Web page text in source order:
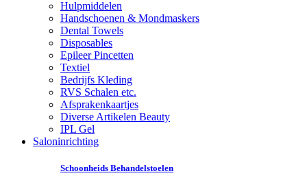
Hulpmiddelen
Handschoenen & Mondmaskers
Dental Towels
Disposables
Epileer Pincetten
Textiel
Bedrijfs Kleding
RVS Schalen etc.
Afsprakenkaartjes
Diverse Artikelen Beauty
IPL Gel
Saloninrichting
Schoonheids Behandelstoelen